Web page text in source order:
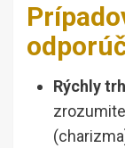
Rýchly